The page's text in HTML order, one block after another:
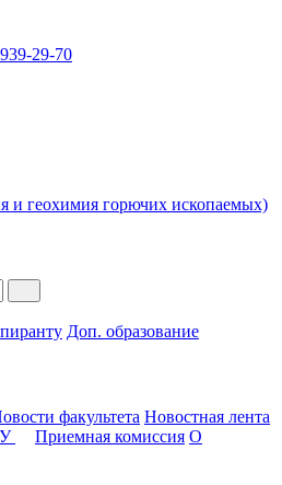
29-70
геохимия горючих ископаемых)
Доп. образование
факультета Новостная лента
Приемная комиссия О